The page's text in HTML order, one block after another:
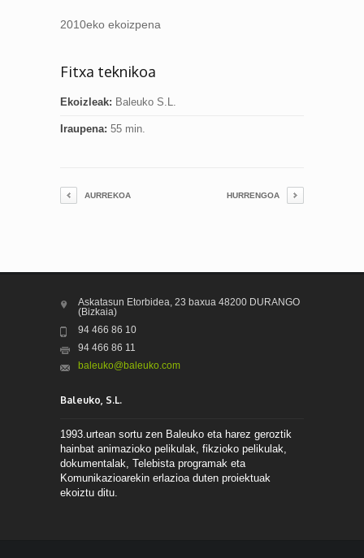
2010eko ekoizpena
Fitxa teknikoa
Ekoizleak: Baleuko S.L.
Iraupena: 55 min.
AURREKOA HURRENGOA
Askatasun Etorbidea, 23 baxua 48200 DURANGO
(Bizkaia)
94 466 86 10
94 466 86 11
baleuko@baleuko.com
Baleuko, S.L.
1993.urtean sortu zen Baleuko eta harez geroztik
hainbat animazioko pelikulak, fikzioko pelikulak,
dokumentalak, Telebista programak eta
Komunikazioarekin erlazioa duten proiektuak
ekoiztu ditu.